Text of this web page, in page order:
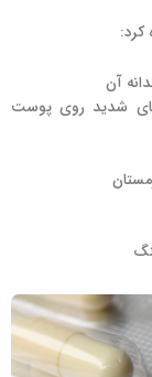
کرد:
آن
شدید روی پوست